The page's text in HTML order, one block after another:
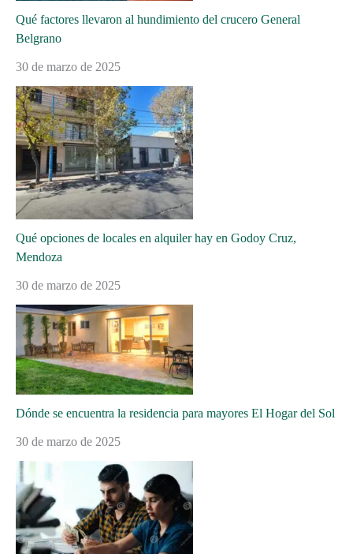
Qué factores llevaron al hundimiento del crucero General
Belgrano
30 de marzo de 2025
Qué opciones de locales en alquiler hay en Godoy Cruz,
Mendoza
30 de marzo de 2025
Dónde se encuentra la residencia para mayores El Hogar del Sol
30 de marzo de 2025